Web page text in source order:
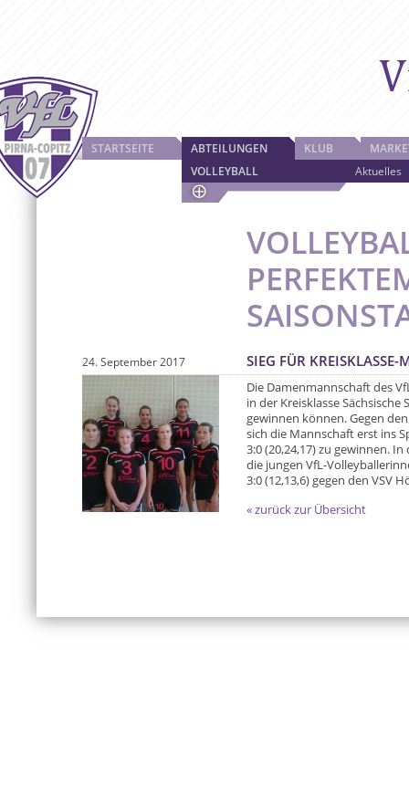
STARTSEITE
ABTEILUNGEN
VOLLEYBALL
Aktuelles
KLUB
SIEG FÜR KREISKLASSE-
24. September 2017
Die Damenmannschaft des
in der Kreisklasse Sächsische
gewinnen können. Gegen
sich die Mannschaft erst ins
3:0 (20,24,17) zu gewinnen.
die jungen VfL-
3:0 (12,13,6) gegen den VSV
« zurück zur Übersicht